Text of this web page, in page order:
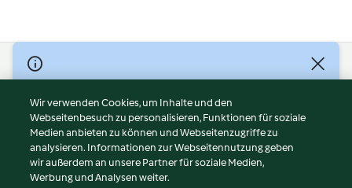
© Copyright 2026
Nutzungsbedingungen
Datenschutzrichtlinien
Disclaimer
Impressum
Cookies
Wir verwenden Cookies, um Inhalte und den
Webseitenbesuch zu personalisieren, Funktionen für soziale
Medien anbieten zu können und Webseitenzugriffe zu
analysieren. Informationen zur Webseitennutzung geben
wir außerdem an unsere Partner für soziale Medien,
Werbung und Analysen weiter.